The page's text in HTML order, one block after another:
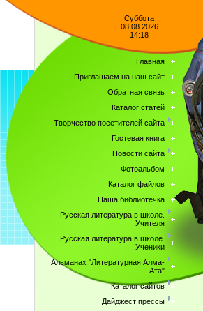
Суббота
08.08.2026
14:18
Главная
Приглашаем на наш сайт
Обратная связь
Каталог статей
Творчество посетителей сайта
Гостевая книга
Новости сайта
Фотоальбом
Каталог файлов
Наша библиотечка
Русская литература в школе.
Учителя
Русская литература в школе.
Ученики
Альманах "Литературная Алма-
Ата"
Каталог сайтов
Дайджест прессы